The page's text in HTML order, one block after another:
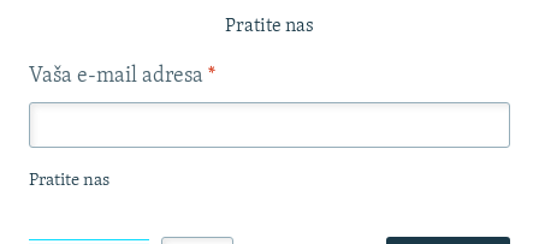
Pratite nas
Vaša e-mail adresa *
Pratite nas